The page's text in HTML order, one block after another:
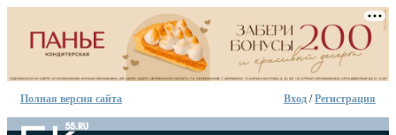
Полная версия сайта Вход /Регистрация